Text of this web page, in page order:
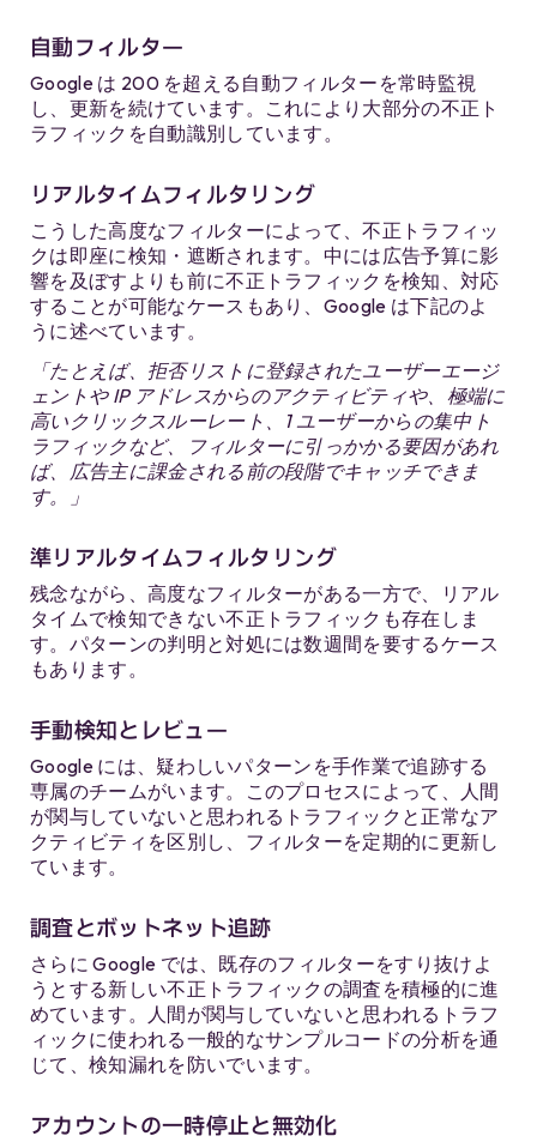
自動フィルター
Google は 200 を超える自動フィルターを常時監視
し、更新を続けています。これにより大部分の不正ト
ラフィックを自動識別しています。
リアルタイムフィルタリング
こうした高度なフィルターによって、不正トラフィッ
クは即座に検知・遮断されます。中には広告予算に影
響を及ぼすよりも前に不正トラフィックを検知、対応
することが可能なケースもあり、Google は下記のよ
うに述べています。
「たとえば、拒否リストに登録されたユーザーエージ
ェントや IP アドレスからのアクティビティや、極端に
高いクリックスルーレート、1 ユーザーからの集中ト
ラフィックなど、フィルターに引っかかる要因があれ
ば、広告主に課金される前の段階でキャッチできま
す。」
準リアルタイムフィルタリング
残念ながら、高度なフィルターがある一方で、リアル
タイムで検知できない不正トラフィックも存在しま
す。パターンの判明と対処には数週間を要するケース
もあります。
手動検知とレビュー
Google には、疑わしいパターンを手作業で追跡する
専属のチームがいます。このプロセスによって、人間
が関与していないと思われるトラフィックと正常なア
クティビティを区別し、フィルターを定期的に更新し
ています。
調査とボットネット追跡
さらに Google では、既存のフィルターをすり抜けよ
うとする新しい不正トラフィックの調査を積極的に進
めています。人間が関与していないと思われるトラフ
ィックに使われる一般的なサンプルコードの分析を通
じて、検知漏れを防いでいます。
アカウントの一時停止と無効化